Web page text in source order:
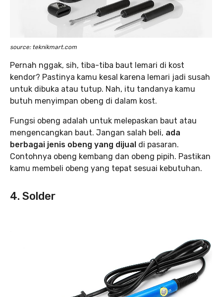
source: teknikmart.com
Pernah nggak, sih, tiba-tiba baut lemari di kost
kendor? Pastinya kamu kesal karena lemari jadi susah
untuk dibuka atau tutup. Nah, itu tandanya kamu
butuh menyimpan obeng di dalam kost.
Fungsi obeng adalah untuk melepaskan baut atau
mengencangkan baut. Jangan salah beli, ada
berbagai jenis obeng yang dijual di pasaran.
Contohnya obeng kembang dan obeng pipih. Pastikan
kamu membeli obeng yang tepat sesuai kebutuhan.
4. Solder